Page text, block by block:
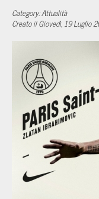
Category: Attualità
Creato il Giovedì, 19 Luglio